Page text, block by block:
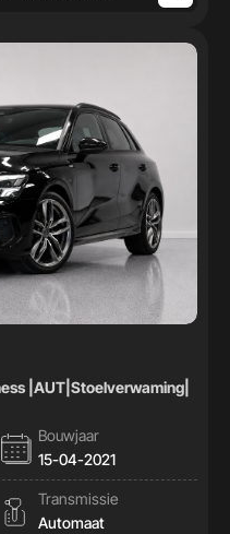
|AUT|Stoelverwaming|
Bouwjaar
15-04-2021
Transmissie
Automaat